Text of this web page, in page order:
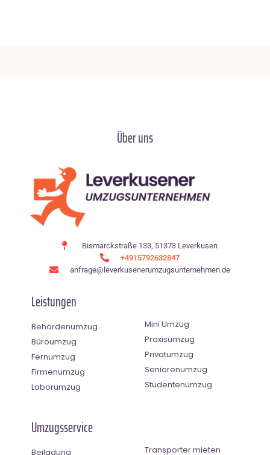
Über uns
Bismarckstraße 133, 51373 Leverkusen
+4915792632847
anfrage@leverkusenerumzugsunternehmen.de
Leistungen
Behördenumzug
Büroumzug
Fernumzug
Firmenumzug
Laborumzug
Mini Umzug
Praxisumzug
Privatumzug
Seniorenumzug
Studentenumzug
Umzugsservice
Beiladung Transporter mieten